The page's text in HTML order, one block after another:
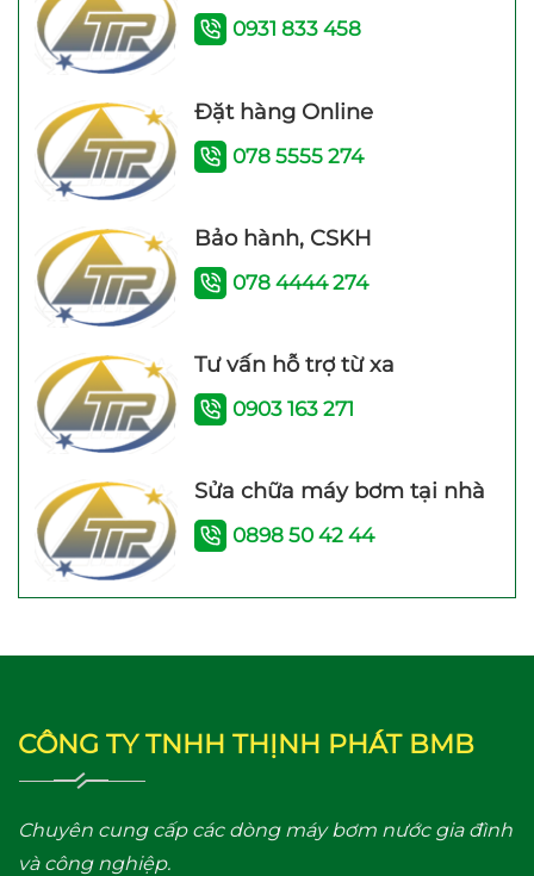
Máy bơm nước trợ lực
đẩy cao Samico 200w
tốt nhất hiện nay
Máy bơm tăng áp điện
tử TITANPRO 200A –
200W Bảo hành 26
Máy bơm tăng áp JLm
200A (200w) Bảo hành
(250W)
0931 833 458
Đặt hàng Online
078 5555 274
Bảo hành, CSKH
078 4444 274
Tư vấn hỗ trợ từ xa
0903 163 271
Sửa chữa máy bơm tại nhà
0898 50 42 44
CÔNG TY TNHH THỊNH PHÁT BMB
Chuyên cung cấp các dòng máy bơm nước gia đình
và công nghiệp.